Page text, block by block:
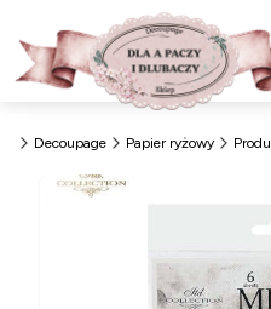
Decoupage Papier ryżowy